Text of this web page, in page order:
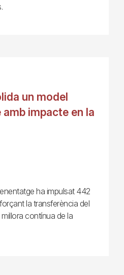
un model
amb impacte en la
ha impulsat 442
la transferència del
contínua de la